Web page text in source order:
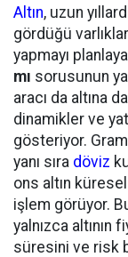
Altın, uzun
gördüğü
yapmayı
mı sorusunun
aracı da altına
dinamikler ve
gösteriyor. Gram
yanı sıra döviz
ons altın
işlem görüyor.
yalnızca altının
süresini ve risk